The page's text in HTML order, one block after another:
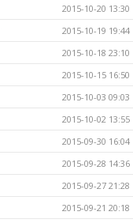
2015-10-20 13:30
2015-10-19 19:44
2015-10-18 23:10
2015-10-15 16:50
2015-10-03 09:03
2015-10-02 13:55
2015-09-30 16:04
2015-09-28 14:36
2015-09-27 21:28
2015-09-21 20:18